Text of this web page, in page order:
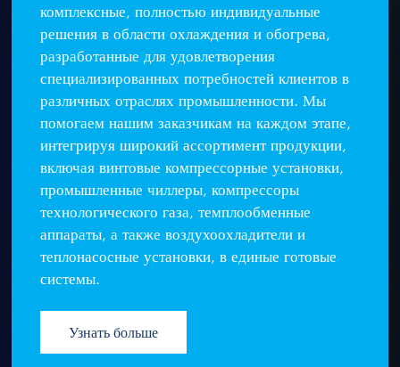
комплексные, полностью индивидуальные
решения в области охлаждения и обогрева,
разработанные для удовлетворения
специализированных потребностей клиентов в
различных отраслях промышленности. Мы
помогаем нашим заказчикам на каждом этапе,
интегрируя широкий ассортимент продукции,
включая винтовые компрессорные установки,
промышленные чиллеры, компрессоры
технологического газа, темплообменные
аппараты, а также воздухоохладители и
теплонасосные установки, в единые готовые
системы.
Узнать больше